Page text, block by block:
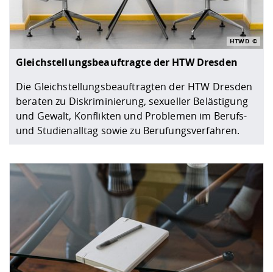
Gleichstellungsbeauftragte der HTW Dresden
Die Gleichstellungsbeauftragten der HTW Dresden
beraten zu Diskriminierung, sexueller Belästigung
und Gewalt, Konflikten und Problemen im Berufs-
und Studienalltag sowie zu Berufungsverfahren.
HTWD